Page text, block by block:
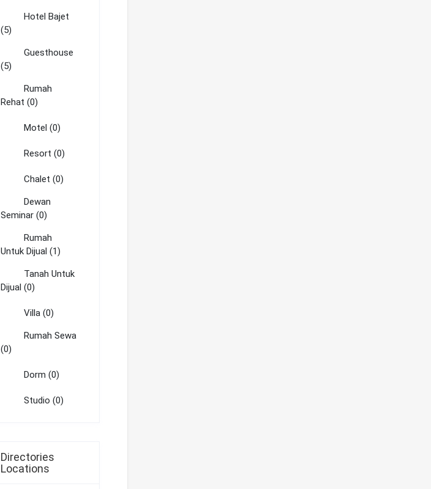
Hotel Bajet
(5)
Guesthouse
(5)
Rumah
Rehat (0)
Motel (0)
Resort (0)
Chalet (0)
Dewan
Seminar (0)
Rumah
Untuk Dijual (1)
Tanah Untuk
Dijual (0)
Villa (0)
Rumah Sewa
(0)
Dorm (0)
Studio (0)
Directories
Locations